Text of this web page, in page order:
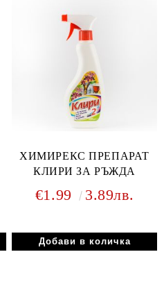
ХИМИРЕКС ПРЕПАРАТ
КЛИРИ ЗА РЪЖДА
€1.99 3.89лв.